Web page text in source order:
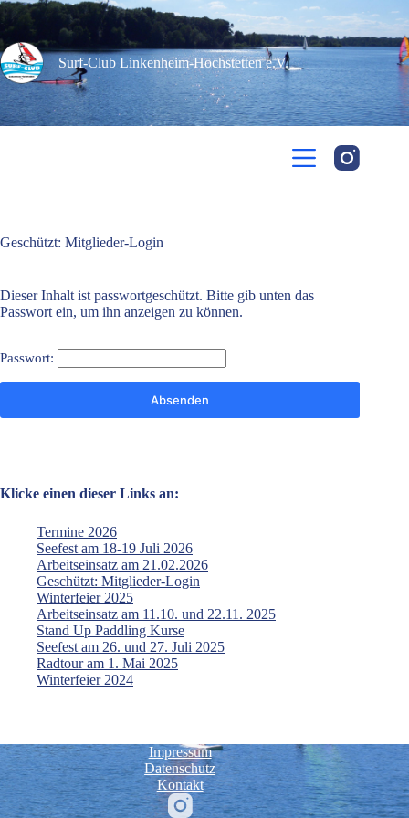
Zum
Inhalt
springen
Surf-Club Linkenheim-Hochstetten e.V.​
Geschützt: Mitglieder-Login
Dieser Inhalt ist passwortgeschützt. Bitte gib unten das
Passwort ein, um ihn anzeigen zu können.
Passwort:
Klicke einen dieser Links an:
Termine 2026
Seefest am 18-19 Juli 2026
Arbeitseinsatz am 21.02.2026
Geschützt: Mitglieder-Login
Winterfeier 2025
Arbeitseinsatz am 11.10. und 22.11. 2025
Stand Up Paddling Kurse
Seefest am 26. und 27. Juli 2025
Radtour am 1. Mai 2025
Winterfeier 2024
Impressum
Datenschutz
Kontakt